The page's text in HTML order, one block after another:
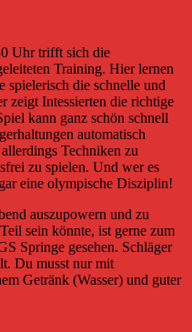
Uhr trifft sich die
Training. Hier lernen
spielerisch die schnelle und
zeigt Intessierten die richtige
kann ganz schön schnell
automatisch
Techniken zu
zu spielen. Und wer es
eine olympische Disziplin!
auszupowern und zu
sein könnte, ist gerne zum
Springe gesehen. Schläger
Du musst nur mit
Getränk (Wasser) und guter